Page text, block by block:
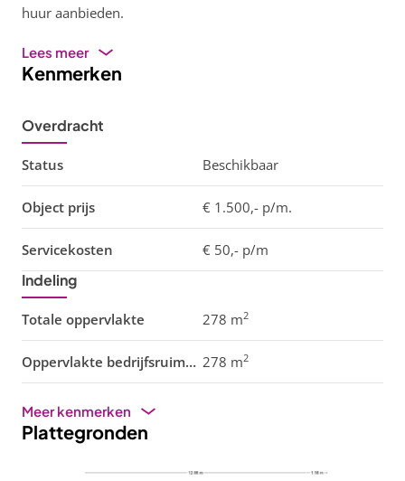
huur aanbieden.
Lees meer
Kenmerken
Overdracht
Status Beschikbaar
Object prijs € 1.500,- p/m.
Servicekosten € 50,- p/m
Indeling
Totale oppervlakte 278 m2
Oppervlakte bedrijfsruimte 278 m2
Meer kenmerken
Plattegronden